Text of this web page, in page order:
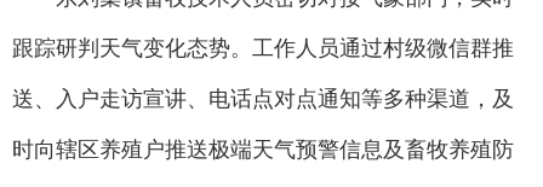
跟踪研判天气变化态势。工作人员通过村级微信群推
送、入户走访宣讲、电话点对点通知等多种渠道，及
时向辖区养殖户推送极端天气预警信息及畜牧养殖防